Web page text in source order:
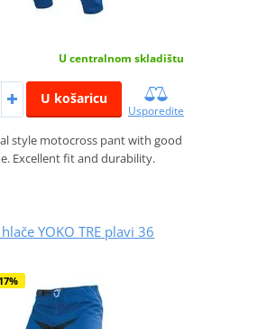
U centralnom skladištu
U košaricu
Usporedite
style motocross pant with good
Excellent fit and durability.
YOKO TRE plavi 36